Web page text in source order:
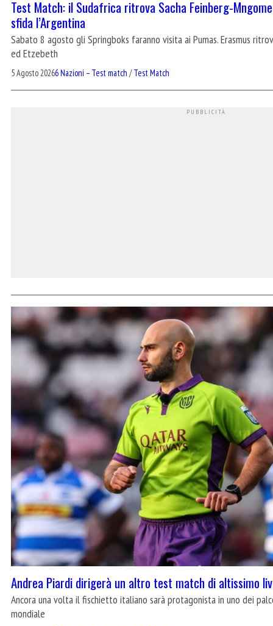
Test Match: il Sudafrica ritrova Sacha Feinberg-
sfida l’Argentina
Sabato 8 agosto gli Springboks faranno visita ai Pumas. Erasmus
ed Etzebeth
5 Agosto 20266 Nazioni – Test match /Test Match
Andrea Piardi dirigerà un altro test match di altissimo
Ancora una volta il fischietto italiano sarà protagonista in uno dei
mondiale